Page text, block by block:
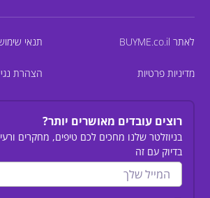
לאתר BUYME.co.il תנאי
מדיניות פרטיות הצהרת
רוצים עובדים מאושרים יותר?
בניוזלטר שלנו מחכים לכם טיפים, מחקרים
בדיוק עם זה